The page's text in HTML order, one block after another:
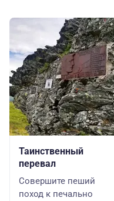
Таинственный
перевал
Совершите пеший
поход к печально